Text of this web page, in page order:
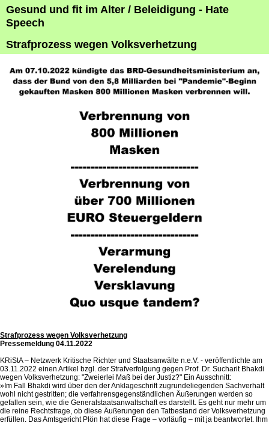
Gesund und fit im Alter / Beleidigung - Hate
Speech
Strafprozess wegen Volksverhetzung
Strafprozess wegen Volksverhetzung
Pressemeldung 04.11.2022
KRiStA – Netzwerk Kritische Richter und Staatsanwälte n.e.V. - veröffentlichte am
03.11.2022 einen Artikel bzgl. der Strafverfolgung gegen Prof. Dr. Sucharit Bhakdi
wegen Volksverhetzung: "Zweierlei Maß bei der Justiz?" Ein Ausschnitt:
»Im Fall Bhakdi wird über den der Anklageschrift zugrundeliegenden Sachverhalt
wohl nicht gestritten; die verfahrensgegenständlichen Äußerungen werden so
gefallen sein, wie die Generalstaatsanwaltschaft es darstellt. Es geht nur mehr um
die reine Rechtsfrage, ob diese Äußerungen den Tatbestand der Volksverhetzung
erfüllen. Das Amtsgericht Plön hat diese Frage – vorläufig – mit ja beantwortet. Ihm